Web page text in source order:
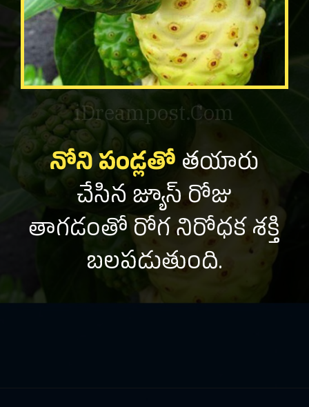
నోని పండ్లతో తయారు
చేసిన జ్యూస్ రోజు
తాగడంతో రోగ నిరోధక శక్తి
బలపడుతుంది.
iDreampost.Com